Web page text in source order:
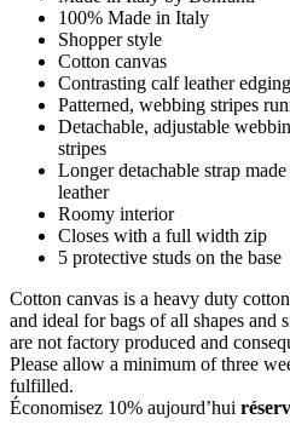
100% Made in Italy
Shopper style
Cotton canvas
Contrasting calf leather
Patterned, webbing stripes
Detachable, adjustable
stripes
Longer detachable strap
leather
Roomy interior
Closes with a full width zip
5 protective studs on the base
Cotton canvas is a heavy duty
and ideal for bags of all shapes and
are not factory produced and
Please allow a minimum of three
fulfilled.
Économisez 10% aujourd’hui